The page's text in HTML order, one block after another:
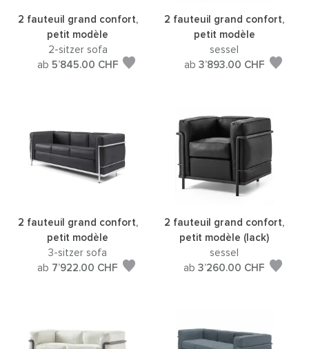
2 fauteuil grand confort,
petit modèle
2-sitzer sofa
ab 5’845.00 CHF
2 fauteuil grand confort,
petit modèle
sessel
ab 3’893.00 CHF
2 fauteuil grand confort,
petit modèle
3-sitzer sofa
ab 7’922.00 CHF
2 fauteuil grand confort,
petit modèle (lack)
sessel
ab3’260.00 CHF